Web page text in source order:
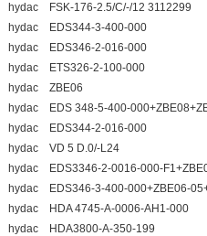
hydac FSK-176-2.5/C/-/12 3112299
hydac EDS344-3-400-000
hydac EDS346-2-016-000
hydac ETS326-2-100-000
hydac ZBE06
hydac EDS 348-5-400-
hydac EDS344-2-016-000
hydac VD 5 D.0/-L24
hydac EDS3346-2-0016-000-
hydac EDS346-3-400-000+ZBE06-
hydac HDA 4745-A-0006-AH1-000
hydac HDA3800-A-350-199